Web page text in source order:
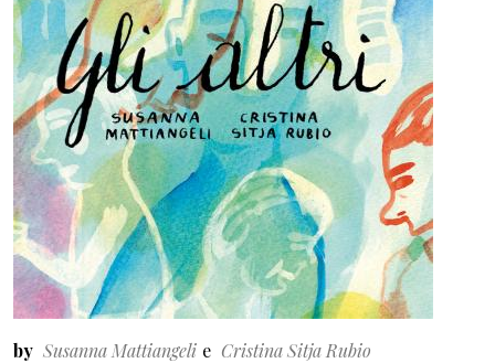
by Susanna Mattiangeli Cristina Sitja Rubio